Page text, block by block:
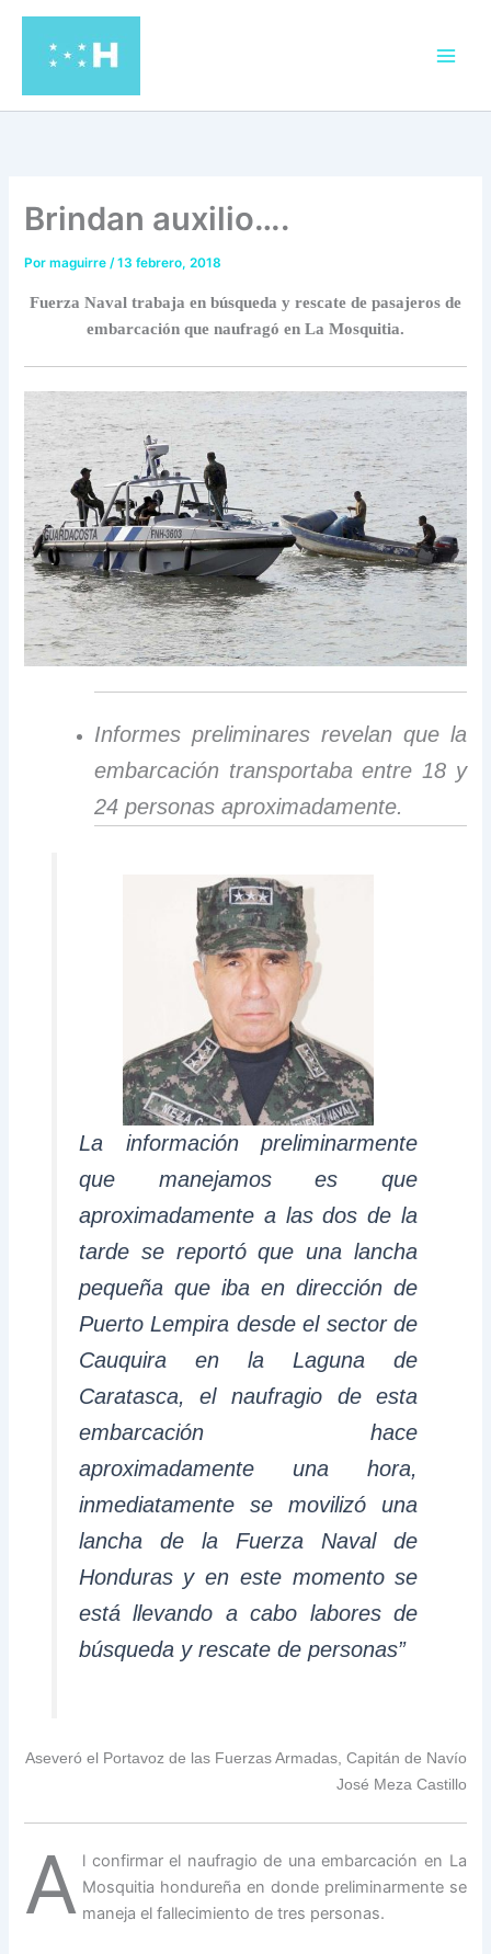
contenido
Brindan auxilio….
Pormaguirre/13 febrero, 2018
Fuerza Naval trabaja en búsqueda y rescate de pasajeros de
embarcación que naufragó en La Mosquitia.
Informes preliminares revelan que la
embarcación transportaba entre 18 y
24 personas aproximadamente.
La información preliminarmente
que manejamos es que
aproximadamente a las dos de la
tarde se reportó que una lancha
pequeña que iba en dirección de
Puerto Lempira desde el sector de
Cauquira en la Laguna de
Caratasca, el naufragio de esta
embarcación hace
aproximadamente una hora,
inmediatamente se movilizó una
lancha de la Fuerza Naval de
Honduras y en este momento se
está llevando a cabo labores de
búsqueda y rescate de personas”
Aseveró el Portavoz de las Fuerzas Armadas, Capitán de Navío
José Meza Castillo
A l confirmar el naufragio de una embarcación en La
Mosquitia hondureña en donde preliminarmente se
maneja el fallecimiento de tres personas.